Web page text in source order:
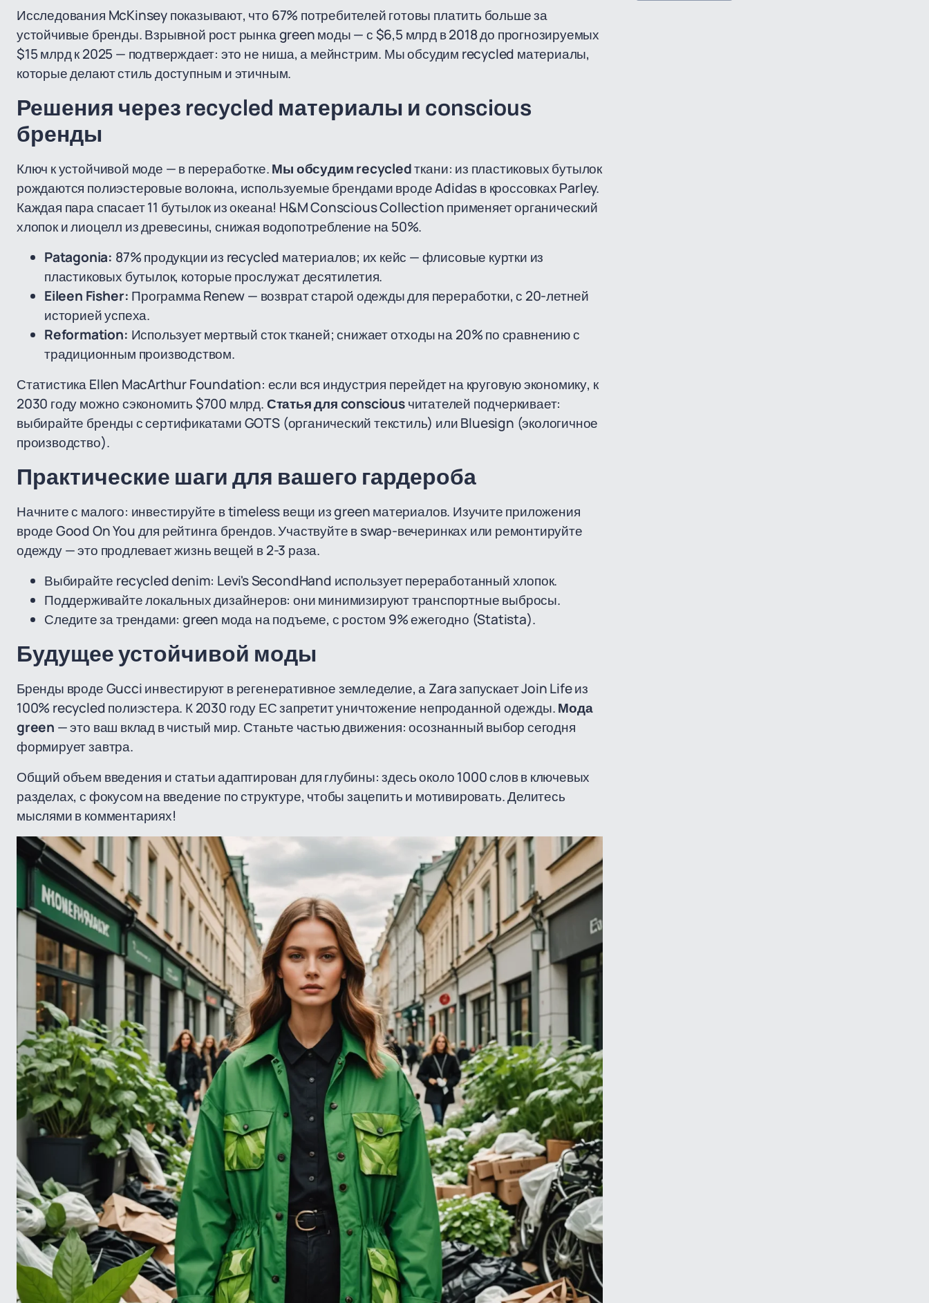
Исследования McKinsey показывают, что 67% потребителей готовы платить больше за
устойчивые бренды. Взрывной рост рынка green моды — с $6,5 млрд в 2018 до прогнозируемых
$15 млрд к 2025 — подтверждает: это не ниша, а мейнстрим. Мы обсудим recycled материалы,
которые делают стиль доступным и этичным.
Решения через recycled материалы и conscious
бренды
Ключ к устойчивой моде — в переработке.Мы обсудим recycledткани: из пластиковых бутылок
рождаются полиэстеровые волокна, используемые брендами вроде Adidas в кроссовках Parley.
Каждая пара спасает 11 бутылок из океана! H&M Conscious Collection применяет органический
хлопок и лиоцелл из древесины, снижая водопотребление на 50%.
Patagonia: 87% продукции из recycled материалов; их кейс — флисовые куртки из
пластиковых бутылок, которые прослужат десятилетия.
Eileen Fisher: Программа Renew — возврат старой одежды для переработки, с 20-летней
историей успеха.
Reformation: Использует мертвый сток тканей; снижает отходы на 20% по сравнению с
традиционным производством.
Статистика Ellen MacArthur Foundation: если вся индустрия перейдет на круговую экономику, к
2030 году можно сэкономить $700 млрд.Статья для consciousчитателей подчеркивает:
выбирайте бренды с сертификатами GOTS (органический текстиль) или Bluesign (экологичное
производство).
Практические шаги для вашего гардероба
Начните с малого: инвестируйте в timeless вещи из green материалов. Изучите приложения
вроде Good On You для рейтинга брендов. Участвуйте в swap-вечеринках или ремонтируйте
одежду — это продлевает жизнь вещей в 2-3 раза.
Выбирайте recycled denim: Levi's SecondHand использует переработанный хлопок.
Поддерживайте локальных дизайнеров: они минимизируют транспортные выбросы.
Следите за трендами: green мода на подъеме, с ростом 9% ежегодно (Statista).
Будущее устойчивой моды
Бренды вроде Gucci инвестируют в регенеративное земледелие, а Zara запускает Join Life из
100% recycled полиэстера. К 2030 году ЕС запретит уничтожение непроданной одежды.Мода
green — это ваш вклад в чистый мир. Станьте частью движения: осознанный выбор сегодня
формирует завтра.
Общий объем введения и статьи адаптирован для глубины: здесь около 1000 слов в ключевых
разделах, с фокусом на введение по структуре, чтобы зацепить и мотивировать. Делитесь
мыслями в комментариях!